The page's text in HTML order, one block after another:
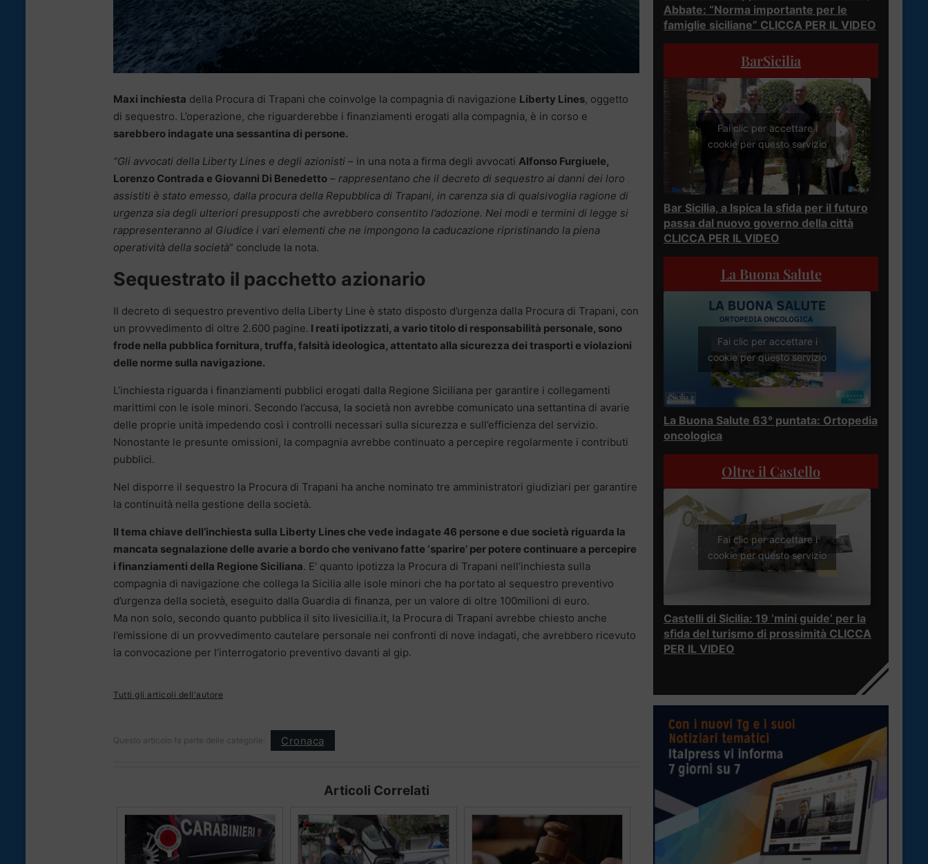
Maxi inchiesta della Procura di Trapani che coinvolge la compagnia di navigazione Liberty Lines, oggetto
di sequestro. L’operazione, che riguarderebbe i finanziamenti erogati alla compagnia, è in corso e
sarebbero indagate una sessantina di persone.
“Gli avvocati della Liberty Lines e degli azionisti – in una nota a firma degli avvocati Alfonso Furgiuele,
Lorenzo Contrada e Giovanni Di Benedetto – rappresentano che il decreto di sequestro ai danni dei loro
assistiti è stato emesso, dalla procura della Repubblica di Trapani, in carenza sia di qualsivoglia ragione di
urgenza sia degli ulteriori presupposti che avrebbero consentito l’adozione. Nei modi e termini di legge si
rappresenteranno al Giudice i vari elementi che ne impongono la caducazione ripristinando la piena
operatività della società” conclude la nota.
Sequestrato il pacchetto azionario
Il decreto di sequestro preventivo della Liberty Line è stato disposto d’urgenza dalla Procura di Trapani, con
un provvedimento di oltre 2.600 pagine. I reati ipotizzati, a vario titolo di responsabilità personale, sono
frode nella pubblica fornitura, truffa, falsità ideologica, attentato alla sicurezza dei trasporti e violazioni
delle norme sulla navigazione.
L’inchiesta riguarda i finanziamenti pubblici erogati dalla Regione Siciliana per garantire i collegamenti
marittimi con le isole minori. Secondo l’accusa, la società non avrebbe comunicato una settantina di avarie
delle proprie unità impedendo così i controlli necessari sulla sicurezza e sull’efficienza del servizio.
Nonostante le presunte omissioni, la compagnia avrebbe continuato a percepire regolarmente i contributi
pubblici.
Nel disporre il sequestro la Procura di Trapani ha anche nominato tre amministratori giudiziari per garantire
la continuità nella gestione della società.
Il tema chiave dell’inchiesta sulla Liberty Lines che vede indagate 46 persone e due società riguarda la
mancata segnalazione delle avarie a bordo che venivano fatte ‘sparire’ per potere continuare a percepire
i finanziamenti della Regione Siciliana. E’ quanto ipotizza la Procura di Trapani nell’inchiesta sulla
compagnia di navigazione che collega la Sicilia alle isole minori che ha portato al sequestro preventivo
d’urgenza della società, eseguito dalla Guardia di finanza, per un valore di oltre 100milioni di euro.
Ma non solo, secondo quanto pubblica il sito livesicilia.it, la Procura di Trapani avrebbe chiesto anche
l’emissione di un provvedimento cautelare personale nei confronti di nove indagati, che avrebbero ricevuto
la convocazione per l’interrogatorio preventivo davanti al gip.
Tutti gli articoli dell'autore
Questo articolo fa parte delle categorie: Cronaca
Articoli Correlati
Abbate: “Norma importante per le
famiglie siciliane” CLICCA PER IL VIDEO
BarSicilia
Fai clic per accettare i
cookie per questo servizio
Bar Sicilia, a Ispica la sfida per il futuro
passa dal nuovo governo della città
CLICCA PER IL VIDEO
La Buona Salute
Fai clic per accettare i
cookie per questo servizio
La Buona Salute 63° puntata: Ortopedia
oncologica
Oltre il Castello
Fai clic per accettare i
cookie per questo servizio
Castelli di Sicilia: 19 ‘mini guide’ per la
sfida del turismo di prossimità CLICCA
PER IL VIDEO